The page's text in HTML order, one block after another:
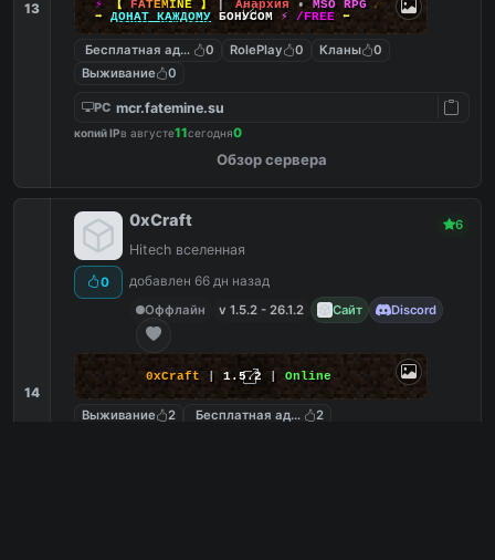
13 ⚡ 【 FATEMINE 】 Анархия • MSO RPG ☄
➡ ДОНАТ КАЖДОМУ БОНУСОМ ⚡ /FREE ⬅
Бесплатная админка
0 RolePlay 0 Кланы
0
Выживание
0
PC mcr.fatemine.su
копий IPв августе11сегодня0
Обзор сервера
14
0
0xCraft 6
Hitech вселенная
добавлен 66 дн назад
Оффлайн
v 1.5.2 - 26.1.2 Сайт Discord
0xCraft | 1.5.2 | Online
Выживание 2 Бесплатная админка
2